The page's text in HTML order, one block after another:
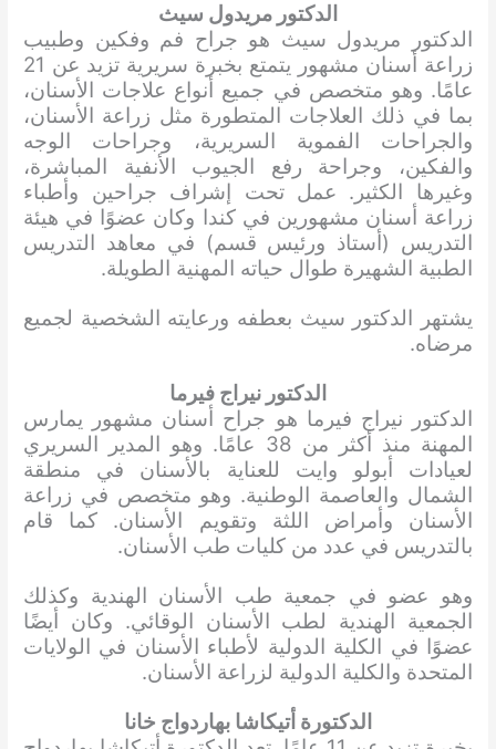
الدكتور مريدول سيث
الدكتور مريدول سيث هو جراح فم وفكين وطبيب
زراعة أسنان مشهور يتمتع بخبرة سريرية تزيد عن 21
عامًا. وهو متخصص في جميع أنواع علاجات الأسنان،
بما في ذلك العلاجات المتطورة مثل زراعة الأسنان،
والجراحات الفموية السريرية، وجراحات الوجه
والفكين، وجراحة رفع الجيوب الأنفية المباشرة،
وغيرها الكثير. عمل تحت إشراف جراحين وأطباء
زراعة أسنان مشهورين في كندا وكان عضوًا في هيئة
التدريس (أستاذ ورئيس قسم) في معاهد التدريس
الطبية الشهيرة طوال حياته المهنية الطويلة.
يشتهر الدكتور سيث بعطفه ورعايته الشخصية لجميع
مرضاه.
الدكتور نيراج فيرما
الدكتور نيراج فيرما هو جراح أسنان مشهور يمارس
المهنة منذ أكثر من 38 عامًا. وهو المدير السريري
لعيادات أبولو وايت للعناية بالأسنان في منطقة
الشمال والعاصمة الوطنية. وهو متخصص في زراعة
الأسنان وأمراض اللثة وتقويم الأسنان. كما قام
بالتدريس في عدد من كليات طب الأسنان.
وهو عضو في جمعية طب الأسنان الهندية وكذلك
الجمعية الهندية لطب الأسنان الوقائي. وكان أيضًا
عضوًا في الكلية الدولية لأطباء الأسنان في الولايات
المتحدة والكلية الدولية لزراعة الأسنان.
الدكتورة أتيكاشا بهاردواج خانا